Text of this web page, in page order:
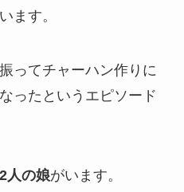
ます。
ってチャーハン作りに
ったというエピソード
人の娘がいます。